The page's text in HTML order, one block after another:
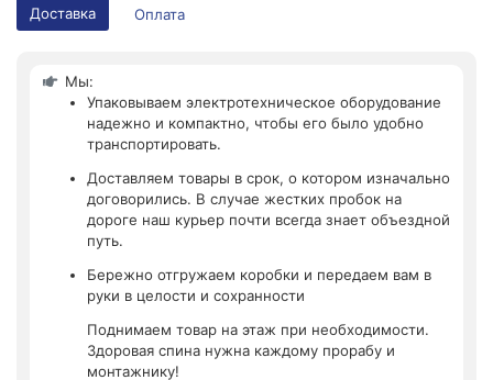
Доставка Оплата
Мы:
Упаковываем электротехническое оборудование
надежно и компактно, чтобы его было удобно
транспортировать.
Доставляем товары в срок, о котором изначально
договорились. В случае жестких пробок на
дороге наш курьер почти всегда знает объездной
путь.
Бережно отгружаем коробки и передаем вам в
руки в целости и сохранности
Поднимаем товар на этаж при необходимости.
Здоровая спина нужна каждому прорабу и
монтажнику!